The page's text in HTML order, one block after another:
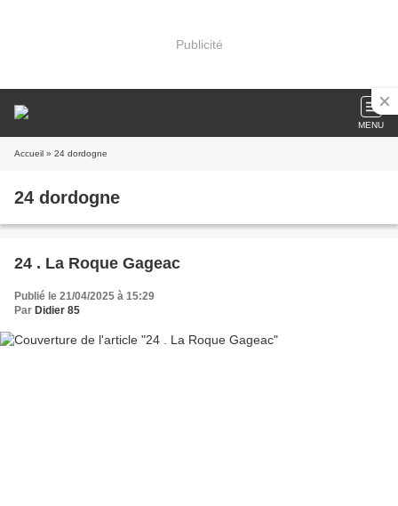
Publicité
MENU
Accueil » 24 dordogne
24 dordogne
24 . La Roque Gageac
Publié le 21/04/2025 à 15:29
Par Didier 85